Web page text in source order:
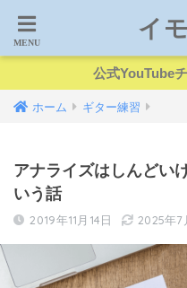
イ
公式YouTube
ホーム ギター練習
アナライズはしんどい
いう話
2019年11月14日 2025年7